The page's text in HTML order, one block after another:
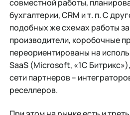
совместной работы,
бухгалтерии, CRM и т. п. С
подобных же схемах работы
производители, коробочные
переориентированы на
SaaS (Microsoft, «1С
сети партнеров –
реселлеров.